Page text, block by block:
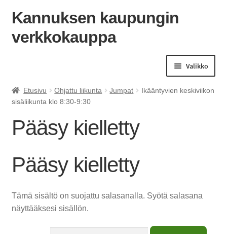
Siirry
Siirry
Kannuksen kaupungin
verkkokauppa
Valikko
Etusivu Ohjattu liikunta Jumpat
Ikääntyvien keskiviikon
sisäliikunta klo 8:30-9:30
Pääsy kielletty
Pääsy kielletty
Tämä sisältö on suojattu salasanalla. Syötä salasana
näyttääksesi sisällön.